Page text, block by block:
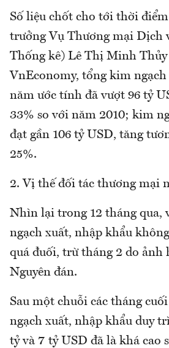
Số liệu chốt cho tới thời
trưởng Vụ Thương mại Dịch
Thống kê) Lê Thị Minh
VnEconomy, tổng kim ngạch
năm ước tính đã vượt 96 tỷ
33% so với năm 2010; kim
đạt gần 106 tỷ USD, tăng
25%.
2. Vị thế đối tác thương mại
Nhìn lại trong 12 tháng qua,
ngạch xuất, nhập khẩu
quá đuối, trừ tháng 2 do ảnh
Nguyên đán.
Sau một chuỗi các tháng
ngạch xuất, nhập khẩu duy
tỷ và 7 tỷ USD đã là khá cao